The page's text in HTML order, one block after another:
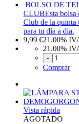
BOLSO DE
CLUBEsta
Club de la quinta
para tu día a día.
9,99 €21.00%
21.00%
-
Comprar
Vista rápida
AGOTADO